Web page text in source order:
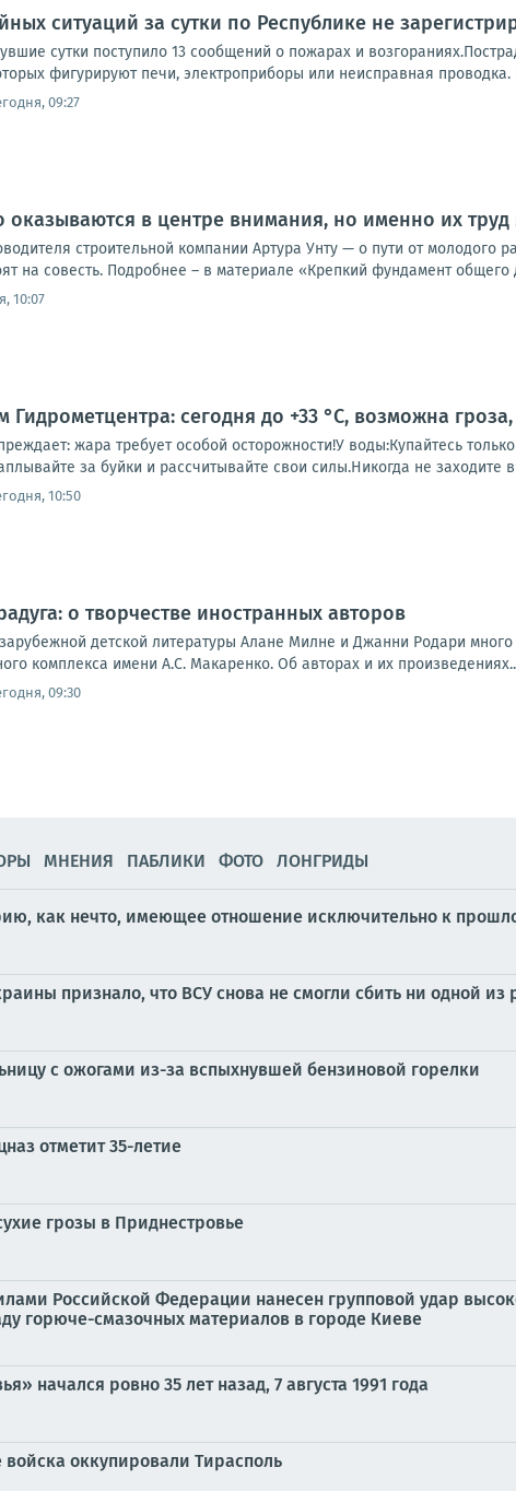
ситуаций за сутки по Республике не
сутки поступило 13 сообщений о пожарах и
фигурируют печи, электроприборы или неисправная
09:27
оказываются в центре внимания, но именно их
строительной компании Артура Унту — о пути от молодого
на совесть. Подробнее – в материале «Крепкий фундамент общего
10:07
Гидрометцентра: сегодня до +33 °C, возможна
жара требует особой осторожности!У воды:Купайтесь
за буйки и рассчитывайте свои силы.Никогда не заходите
10:50
о творчестве иностранных авторов
детской литературы Алане Милне и Джанни Родари
комплекса имени А.С. Макаренко. Об авторах и их
09:30
МНЕНИЯ ПАБЛИКИ ФОТО ЛОНГРИДЫ
как нечто, имеющее отношение исключительно к
признало, что ВСУ снова не смогли сбить ни одной из
с ожогами из-за вспыхнувшей бензиновой горелки
отметит 35-летие
грозы в Приднестровье
Российской Федерации нанесен групповой удар
горюче-смазочных материалов в городе Киеве
начался ровно 35 лет назад, 7 августа 1991 года
оккупировали Тирасполь